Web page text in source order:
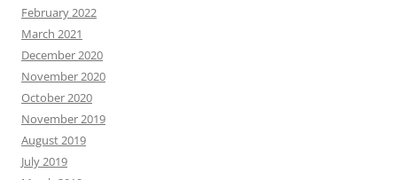
February 2022
March 2021
December 2020
November 2020
October 2020
November 2019
August 2019
July 2019